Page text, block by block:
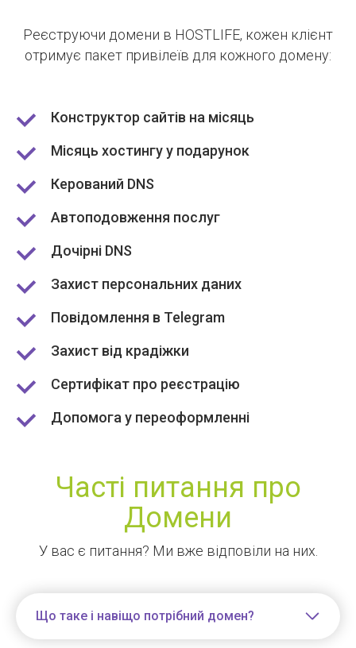
Реєструючи домени в HOSTLIFE, кожен клієнт
отримує пакет привілеїв для кожного домену:
Конструктор сайтів на місяць
Місяць хостингу у подарунок
Керований DNS
Автоподовження послуг
Дочірні DNS
Захист персональних даних
Повідомлення в Telegram
Захист від крадіжки
Сертифікат про реєстрацію
Допомога у переоформленні
Часті питання про
Домени
У вас є питання? Ми вже відповіли на них.
Що таке і навіщо потрібний домен?